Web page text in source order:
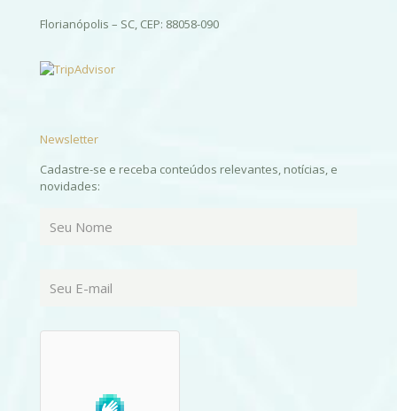
Florianópolis – SC, CEP: 88058-090
Newsletter
Cadastre-se e receba conteúdos relevantes, notícias, e
novidades: